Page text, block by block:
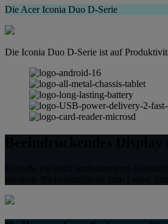
Die Acer Iconia Duo D-Serie
Die Iconia Duo D-Serie ist auf